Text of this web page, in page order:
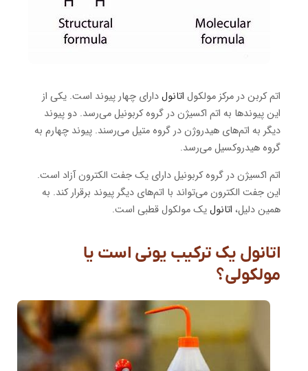
اتم کربن در مرکز مولکول اتانولدارای چهار پیوند است. یکی از
این پیوندها به اتم اکسیژن در گروه کربونیل می‌رسد. دو پیوند
دیگر به اتم‌های هیدروژن در گروه متیل می‌رسند. پیوند چهارم به
گروه هیدروکسیل می‌رسد.
اتم اکسیژن در گروه کربونیل دارای یک جفت الکترون آزاد است.
این جفت الکترون می‌تواند با اتم‌های دیگر پیوند برقرار کند. به
همین دلیل، اتانولیک مولکول قطبی است.
اتانول یک ترکیب یونی است یا
مولکولی؟